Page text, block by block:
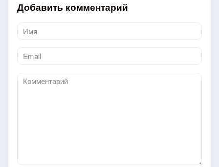
Добавить комментарий
Имя
*
Email
*
Комментарий